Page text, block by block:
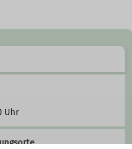
Uhr